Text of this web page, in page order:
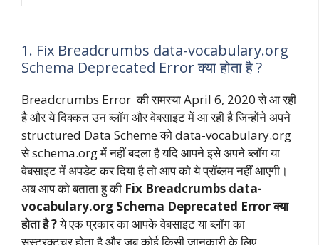
1. Fix Breadcrumbs data-vocabulary.org
Schema Deprecated Error क्या होता है ?
Breadcrumbs Error की समस्या April 6, 2020 से आ रही
है और ये दिक्कत उन ब्लॉग और वेबसाइट में आ रही है जिन्होंने अपने
structured Data Scheme को data-vocabulary.org
से schema.org में नहीं बदला है यदि आपने इसे अपने ब्लॉग या
वेबसाइट में अपडेट कर दिया है तो आप को ये प्रॉब्लम नहीं आएगी।
अब आप को बताता हु की Fix Breadcrumbs data-
vocabulary.org Schema Deprecated Error क्या
होता है ?ये एक प्रकार का आपके वेबसाइट या ब्लॉग का